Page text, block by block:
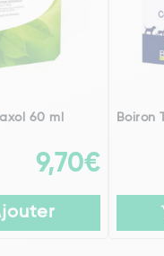
60 ml
9,70€
Boiron